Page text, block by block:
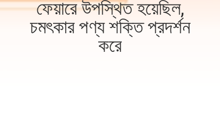
নিয়ন্ত্রণফেয়ারে উপস্থিত হয়েছিল,
চমৎকার পণ্য শক্তি প্রদর্শন
করে